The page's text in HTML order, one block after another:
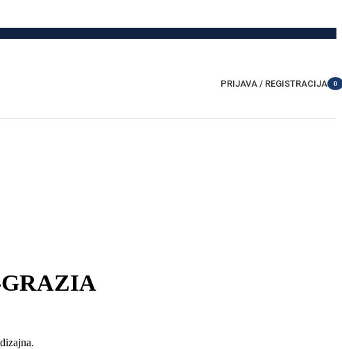
PRIJAVA / REGISTRACIJA
0
GRAZIA